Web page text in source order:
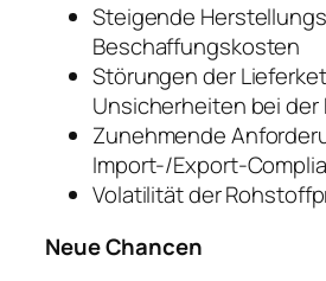
Steigende
Beschaffungskosten
Störungen der
Unsicherheiten bei
Zunehmende
Import-/Export-
Volatilität der
Neue Chancen